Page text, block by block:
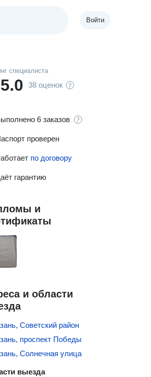
Войти
специалиста
5.0 38 оценок
6 заказов
проверен
по договору
гарантию
и
и области
Советский район
проспект Победы
Солнечная улица
выезда